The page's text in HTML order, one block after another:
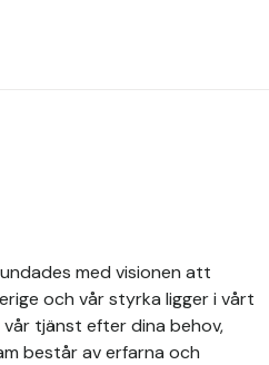
med visionen att
och vår styrka ligger i vårt
tjänst efter dina behov,
består av erfarna och